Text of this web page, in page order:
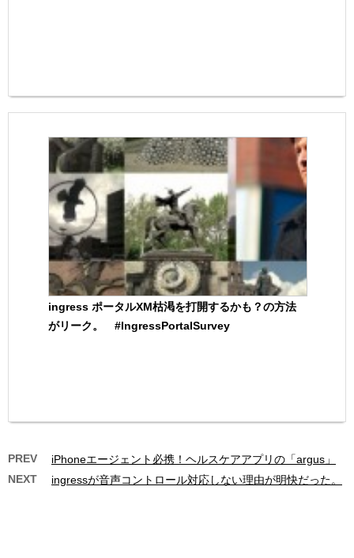
ingress ポータルXM枯渇を打開するかも？の方法
がリーク。 #IngressPortalSurvey
PREV
iPhoneエージェント必携！ヘルスケアアプリの「argus」
NEXT
ingressが音声コントロール対応しない理由が明快だった。